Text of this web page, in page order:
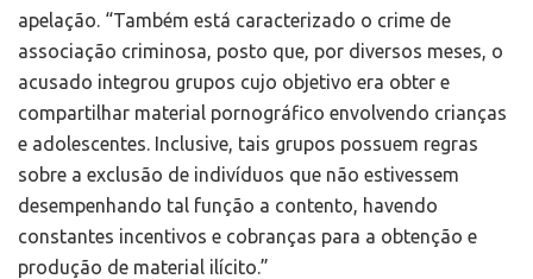
apelação. “Também está caracterizado o crime de
associação criminosa, posto que, por diversos meses, o
acusado integrou grupos cujo objetivo era obter e
compartilhar material pornográfico envolvendo crianças
e adolescentes. Inclusive, tais grupos possuem regras
sobre a exclusão de indivíduos que não estivessem
desempenhando tal função a contento, havendo
constantes incentivos e cobranças para a obtenção e
produção de material ilícito.”